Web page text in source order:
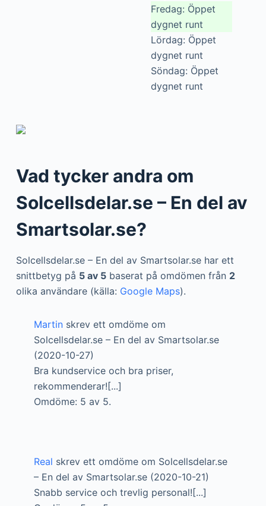
Fredag: Öppet
dygnet runt
Lördag: Öppet
dygnet runt
Söndag: Öppet
dygnet runt
Vad tycker andra om
Solcellsdelar.se – En del av
Smartsolar.se?
Solcellsdelar.se – En del av Smartsolar.se har ett
snittbetyg på 5 av 5baserat på omdömen från 2
olika användare (källa: Google Maps).
Martinskrev ett omdöme om
Solcellsdelar.se – En del av Smartsolar.se
(2020-10-27)
Bra kundservice och bra priser,
rekommenderar![...]
Omdöme: 5 av 5.
Real skrev ett omdöme om Solcellsdelar.se
– En del av Smartsolar.se (2020-10-21)
Snabb service och trevlig personal![...]